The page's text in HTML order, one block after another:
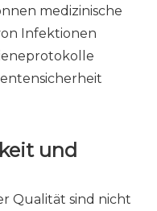
medizinische
Infektionen
und
Qualität sind nicht